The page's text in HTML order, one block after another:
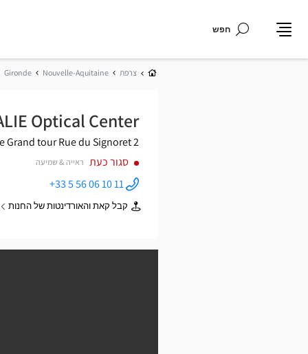
חפש
בית צרפת Nouvelle-Aquitaine
Gironde
Optical Center
2 Rue du Signoret
Grand tour
סגור כעת ראייה & שמיעה
התקשר
לחנות
Audioprothésiste
Center ב
+33 5 56 06 10 11
קבל קאת והאורדינטות של החנות של